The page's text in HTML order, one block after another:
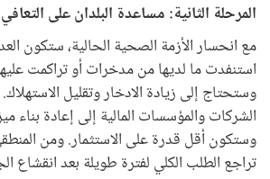
المرحلة الثانية: مساعدة البلدان على
مع انحسار الأزمة الصحية الحالية، ستكون
استنفدت ما لديها من مدخرات أو تراكمت
وستحتاج إلى زيادة الادخار وتقليل
الشركات والمؤسسات المالية إلى إعادة بناء
وستكون أقل قدرة على الاستثمار. ومن
تراجع الطلب الكلي لفترة طويلة بعد انقشاع